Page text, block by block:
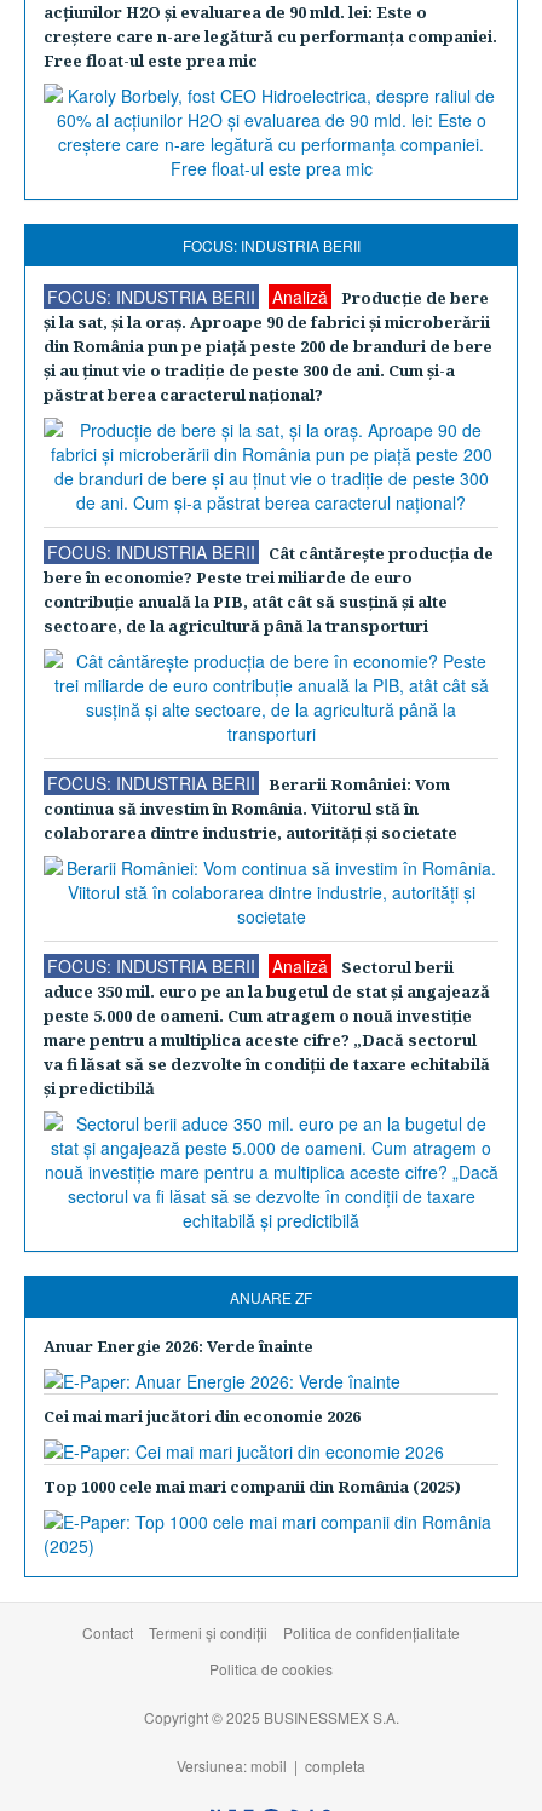
acţiunilor H2O şi evaluarea de 90 mld. lei: Este o
creştere care n-are legătură cu performanţa companiei.
Free float-ul este prea mic
FOCUS: INDUSTRIA BERII
FOCUS: INDUSTRIA BERII Analiză
Producţie de bere
şi la sat, şi la oraş. Aproape 90 de fabrici şi microberării
din România pun pe piaţă peste 200 de branduri de bere
şi au ţinut vie o tradiţie de peste 300 de ani. Cum şi-a
păstrat berea caracterul naţional?
FOCUS: INDUSTRIA BERII
Cât cântăreşte producţia de
bere în economie? Peste trei miliarde de euro
contribuţie anuală la PIB, atât cât să susţină şi alte
sectoare, de la agricultură până la transporturi
FOCUS: INDUSTRIA BERII
Berarii României: Vom
continua să investim în România. Viitorul stă în
colaborarea dintre industrie, autorităţi şi societate
FOCUS: INDUSTRIA BERII Analiză
Sectorul berii
aduce 350 mil. euro pe an la bugetul de stat şi angajează
peste 5.000 de oameni. Cum atragem o nouă investiţie
mare pentru a multiplica aceste cifre? „Dacă sectorul
va fi lăsat să se dezvolte în condiţii de taxare echitabilă
şi predictibilă
ANUARE ZF
Anuar Energie 2026: Verde înainte
Cei mai mari jucători din economie 2026
Top 1000 cele mai mari companii din România (2025)
Contact Termeni şi condiţii
Politica de confidențialitate
Politica de cookies
Copyright © 2025 BUSINESSMEX S.A.
Versiunea: mobil | completa